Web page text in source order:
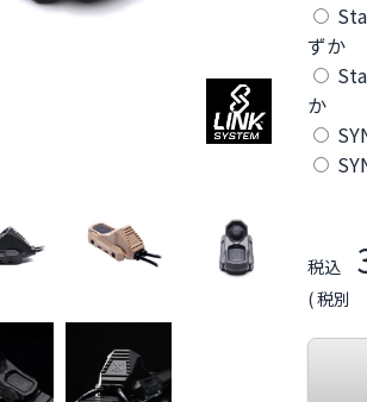
ずか
か
税込
( 税別